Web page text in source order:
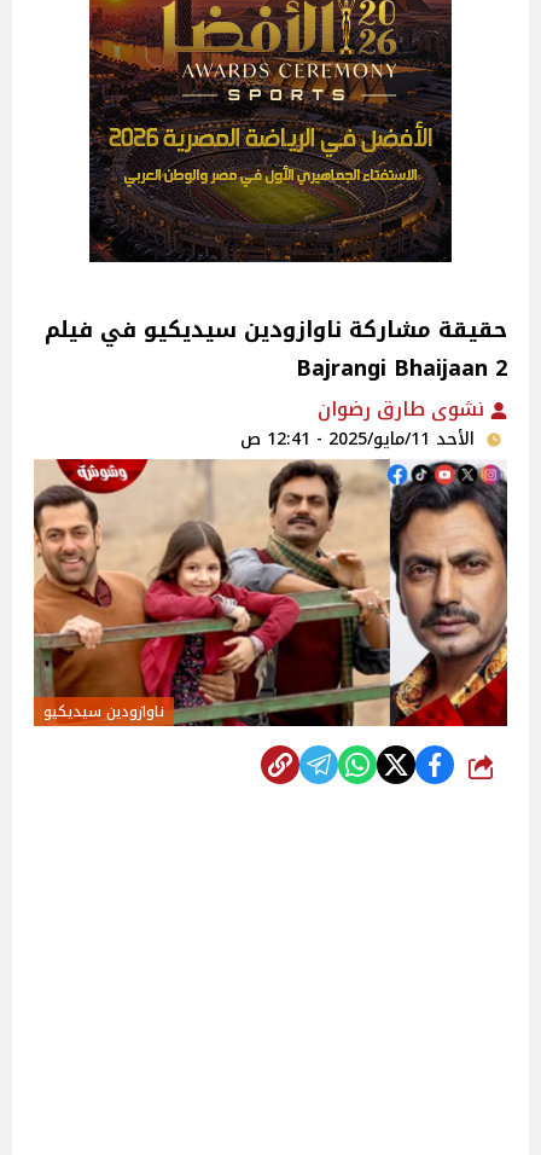
حقيقة مشاركة ناوازودين سيديكيو في فيلم
2 Bajrangi Bhaijaan
نشوى طارق رضوان
الأحد 11/مايو/2025 - 12:41 ص
ناوازودين سيديكيو
شارك